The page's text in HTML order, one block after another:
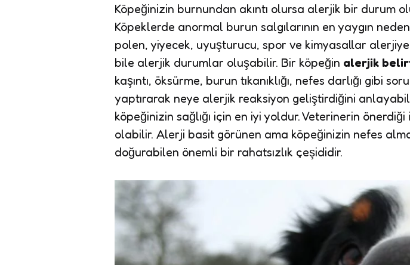
Köpeğinizin burnundan akıntı olursa alerjik bir durum
Köpeklerde anormal burun salgılarının en yaygın
polen, yiyecek, uyuşturucu, spor ve kimyasallar
bile alerjik durumlar oluşabilir. Bir köpeğin alerjik
kaşıntı, öksürme, burun tıkanıklığı, nefes darlığı gibi
yaptırarak neye alerjik reaksiyon geliştirdiğini
köpeğinizin sağlığı için en iyi yoldur. Veterinerin
olabilir. Alerji basit görünen ama köpeğinizin nefes
doğurabilen önemli bir rahatsızlık çeşididir.